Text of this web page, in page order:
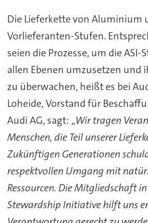
Die Lieferkette von Aluminium
Vorlieferanten-Stufen.
seien die Prozesse, um die ASI-
allen Ebenen umzusetzen und
zu überwachen, heißt es bei
Loheide, Vorstand für
Audi AG, sagt: „Wir tragen
Menschen, die Teil unserer
Zukünftigen Generationen
respektvollen Umgang mit
Ressourcen. Die Mitgliedschaft
Stewardship Initiative hilft uns